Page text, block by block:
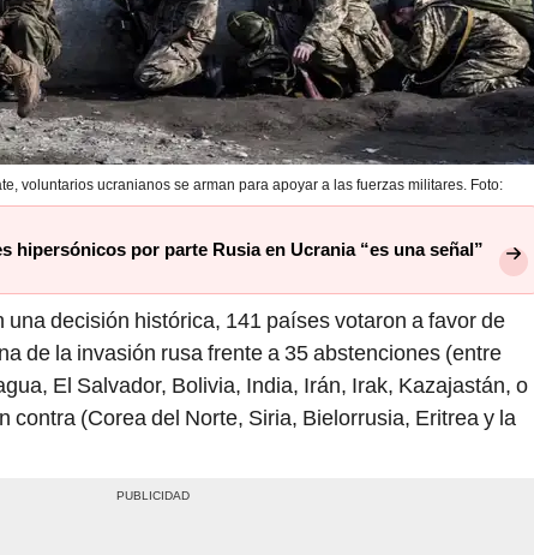
voluntarios ucranianos se arman para apoyar a las fuerzas militares. Foto:
hipersónicos por parte Rusia en Ucrania “es una señal”
una decisión histórica, 141 países votaron a favor de
de la invasión rusa frente a 35 abstenciones (entre
El Salvador, Bolivia, India, Irán, Irak, Kazajastán, o
contra (Corea del Norte, Siria, Bielorrusia, Eritrea y la